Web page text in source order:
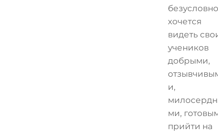
хочется
видеть
учеников
добрыми,
и,
ми,
прийти на